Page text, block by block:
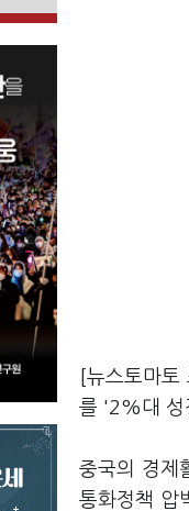
[뉴스토마토
를 '2%대 성
중국의 경제
통화정책 압